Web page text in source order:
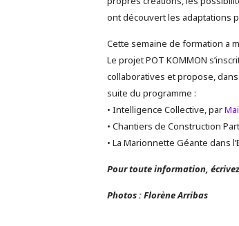
ont découvert les adaptations
Cette semaine de formation a
Le projet POT KOMMON
collaboratives et propose,
suite du programme :
• Intelligence Collective, par
• Chantiers de Construction
• La Marionnette Géante dans
Pour toute information,
Photos : Florène Arribas